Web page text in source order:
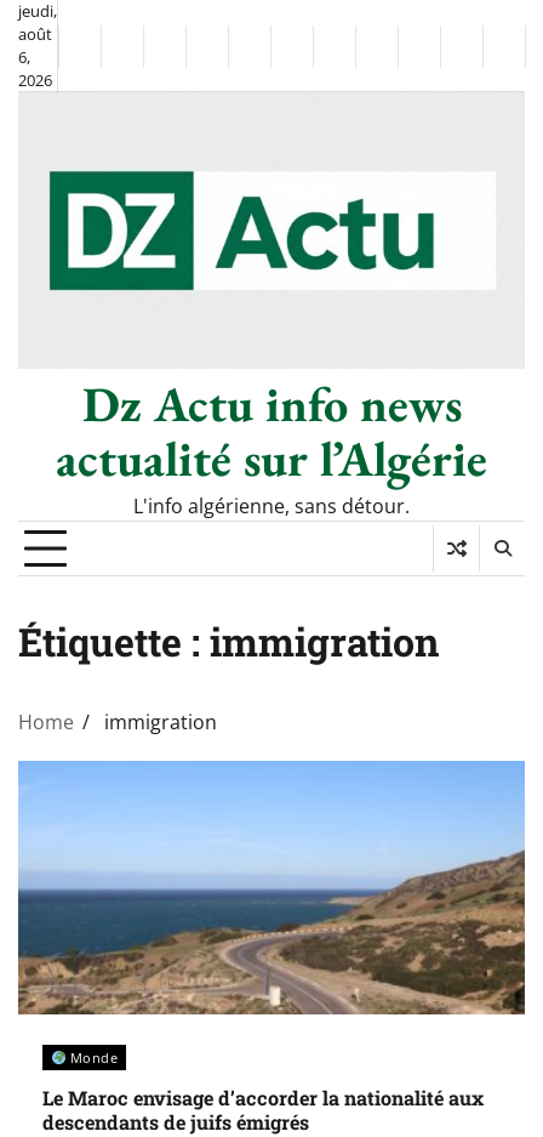
Skip
content
jeudi,
août
6,
2026
FlashSportclasséDiasporaChronique
–
Le
Thé
SociétéCultureMondeÉconomie
Tech
Dz Actu info news
actualité sur l’Algérie
L'info algérienne, sans détour.
Étiquette : immigration
Home immigration
Monde
Le Maroc envisage d’accorder la nationalité aux
descendants de juifs émigrés